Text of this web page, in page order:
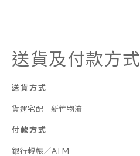
送貨及付款方式
送貨方式
貨運宅配 - 新竹物流
付款方式
銀行轉帳／ATM